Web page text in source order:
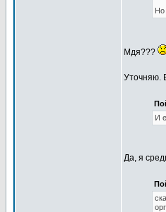
Но
Мдя???
Уточняю.
И
Да, я